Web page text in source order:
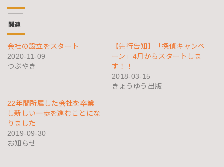
関連
会社の設立をスタート
2020-11-09
つぶやき
【先行告知】「探偵キャンペ
ーン」4月からスタートしま
す！！
2018-03-15
きょうゆう出版
22年間所属した会社を卒業
し新しい一歩を進むことにな
りました
2019-09-30
お知らせ